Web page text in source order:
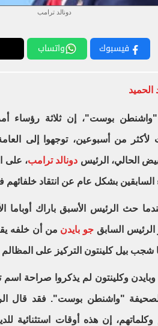
دونالد ترامب
فيسبوك واتساب
بوست"، إن ثلاثة رؤساء
لأكثر من أسبوعين، توجهوا إلى
الحالي، الرئيس دونالد ترامب، على
السابقين بشكل عام عن انتقاد
حث الرئيس الأسبق باراك أوباما
السابق جو بايدن من أن خلفه
شجب بيل كلينتون التركيز على المظالم
وبايدن وكلينتون لم يذكروا صراحة اسم
"واشنطن بوست". فقد قال
إن هذه أوقات استثنائية